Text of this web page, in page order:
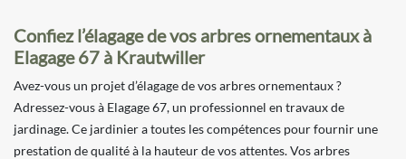
Confiez l’élagage de vos arbres ornementaux à
Elagage 67 à Krautwiller
Avez-vous un projet d’élagage de vos arbres ornementaux ?
Adressez-vous à Elagage 67, un professionnel en travaux de
jardinage. Ce jardinier a toutes les compétences pour fournir une
prestation de qualité à la hauteur de vos attentes. Vos arbres